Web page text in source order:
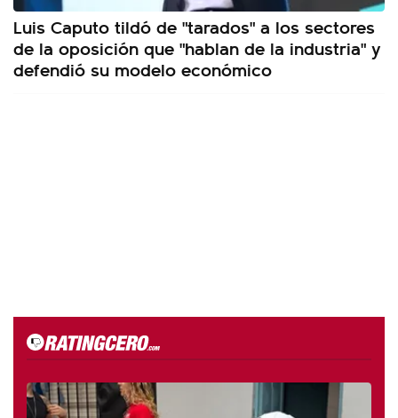
Luis Caputo tildó de "tarados" a los sectores
de la oposición que "hablan de la industria" y
defendió su modelo económico